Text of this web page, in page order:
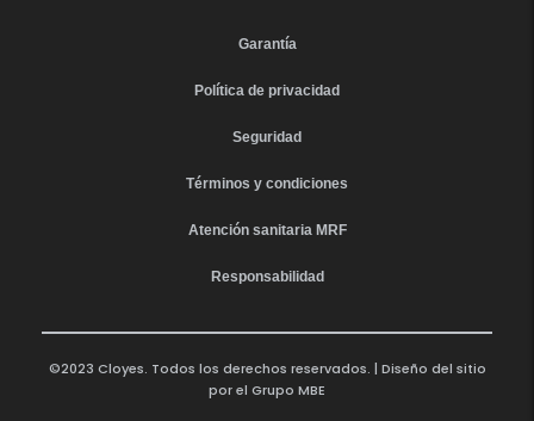
Garantía
Política de privacidad
Seguridad
Términos y condiciones
Atención sanitaria MRF
Responsabilidad
©2023 Cloyes. Todos los derechos reservados. | Diseño del sitio
por el Grupo MBE